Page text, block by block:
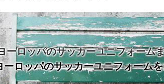
ーロッパのサッカーユニフォーム
ーロッパのサッカーユニフォーム